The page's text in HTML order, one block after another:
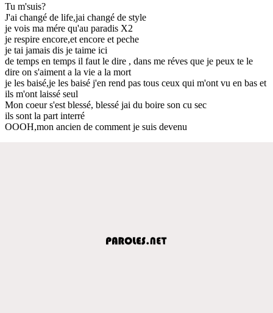
Tu m'suis?
J'ai changé de life,jai changé de style
je vois ma mére qu'au paradis X2
je respire encore,et encore et peche
je tai jamais dis je taime ici
de temps en temps il faut le dire , dans me réves que je peux te le
dire on s'aiment a la vie a la mort
je les baisé,je les baisé j'en rend pas tous ceux qui m'ont vu en bas et
ils m'ont laissé seul
Mon coeur s'est blessé, blessé jai du boire son cu sec
ils sont la part interré
OOOH,mon ancien de comment je suis devenu